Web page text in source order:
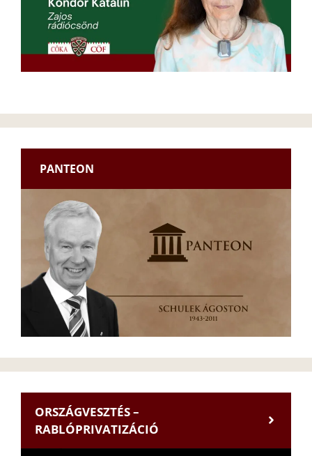
PANTEON
ORSZÁGVESZTÉS –
RABLÓPRIVATIZÁCIÓ